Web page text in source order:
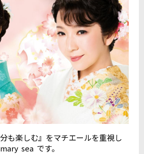
も楽しむ』をマチエールを重視し
sea です。